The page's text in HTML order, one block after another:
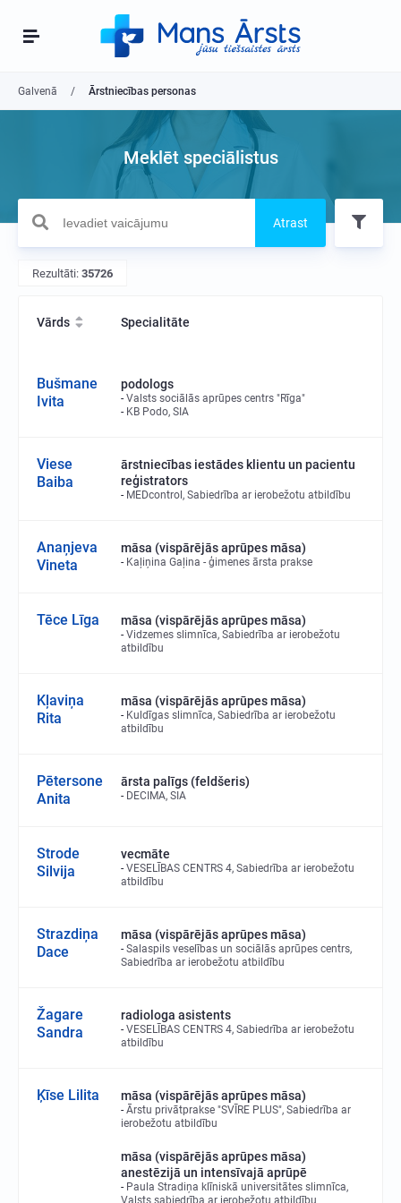
Galvenā Ārstniecības personas
Meklēt speciālistus
Atrast
Rezultāti: 35726
Vārds Specialitāte
Bušmane
Ivita
podologs
Valsts sociālās aprūpes centrs "Rīga"
KB Podo, SIA
Viese
Baiba
ārstniecības iestādes klientu un pacientu
reģistrators
MEDcontrol, Sabiedrība ar ierobežotu atbildību
Anaņjeva
Vineta
māsa (vispārējās aprūpes māsa)
Kaļiņina Gaļina - ģimenes ārsta prakse
Tēce Līga māsa (vispārējās aprūpes māsa)
Vidzemes slimnīca, Sabiedrība ar ierobežotu
atbildību
Kļaviņa
Rita
māsa (vispārējās aprūpes māsa)
Kuldīgas slimnīca, Sabiedrība ar ierobežotu
atbildību
Pētersone
Anita
ārsta palīgs (feldšeris)
DECIMA, SIA
Strode
Silvija
vecmāte
VESELĪBAS CENTRS 4, Sabiedrība ar ierobežotu
atbildību
Strazdiņa
Dace
māsa (vispārējās aprūpes māsa)
Salaspils veselības un sociālās aprūpes centrs,
Sabiedrība ar ierobežotu atbildību
Žagare
Sandra
radiologa asistents
VESELĪBAS CENTRS 4, Sabiedrība ar ierobežotu
atbildību
Ķīse Lilita māsa (vispārējās aprūpes māsa)
Ārstu privātprakse "SVĪRE PLUS", Sabiedrība ar
ierobežotu atbildību
māsa (vispārējās aprūpes māsa)
anestēzijā un intensīvajā aprūpē
Paula Stradiņa klīniskā universitātes slimnīca,
Valsts sabiedrība ar ierobežotu atbildību